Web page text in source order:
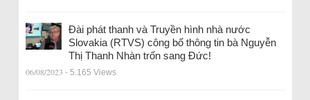
Đài phát thanh và Truyền hình nhà nước
Slovakia (RTVS) công bố thông tin bà Nguyễn
Thị Thanh Nhàn trốn sang Đức!
06/08/2023 - 5.165 Views